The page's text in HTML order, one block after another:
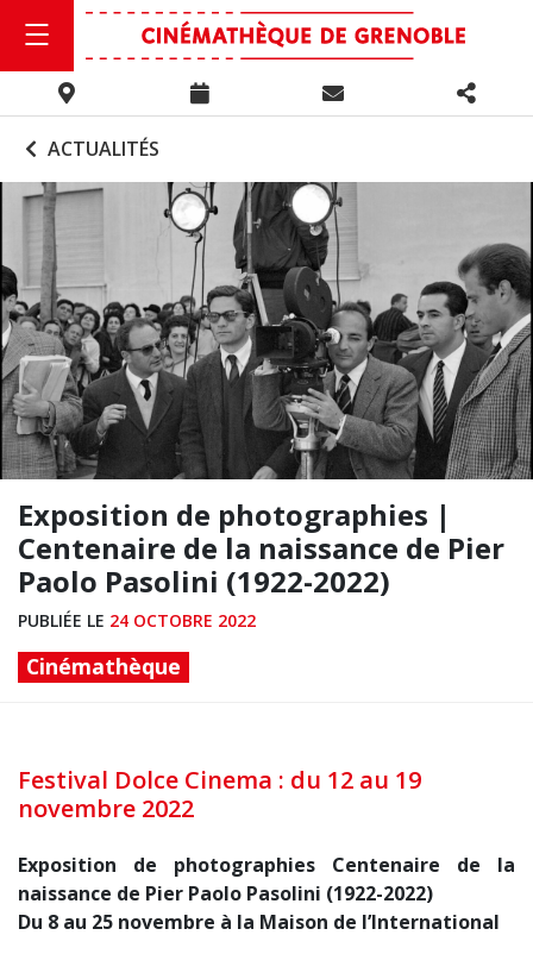
ACTUALITÉS
Exposition de photographies |
Centenaire de la naissance de Pier
Paolo Pasolini (1922-2022)
PUBLIÉE LE 24 OCTOBRE 2022
Cinémathèque
Festival Dolce Cinema : du 12 au 19
novembre 2022
Exposition de photographies Centenaire de la
naissance de Pier Paolo Pasolini (1922-2022)
Du 8 au 25 novembre à la Maison de l’International